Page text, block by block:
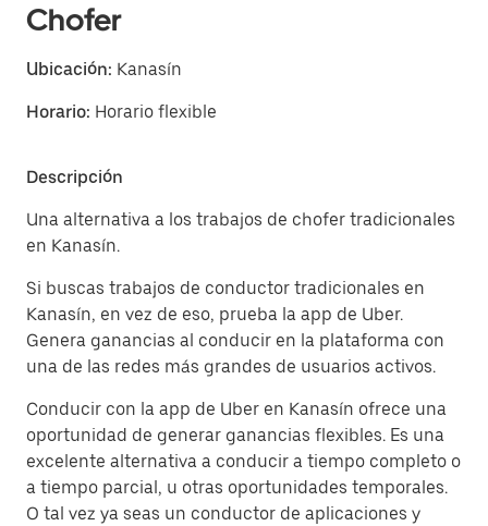
Chofer
Ubicación: Kanasín
Horario: Horario flexible
Descripción
Una alternativa a los trabajos de chofer tradicionales
en Kanasín.
Si buscas trabajos de conductor tradicionales en
Kanasín, en vez de eso, prueba la app de Uber.
Genera ganancias al conducir en la plataforma con
una de las redes más grandes de usuarios activos.
Conducir con la app de Uber en Kanasín ofrece una
oportunidad de generar ganancias flexibles. Es una
excelente alternativa a conducir a tiempo completo o
a tiempo parcial, u otras oportunidades temporales.
O tal vez ya seas un conductor de aplicaciones y